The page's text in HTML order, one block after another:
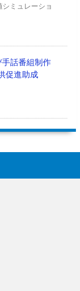
ミュレーショ
話番組制作
促進助成